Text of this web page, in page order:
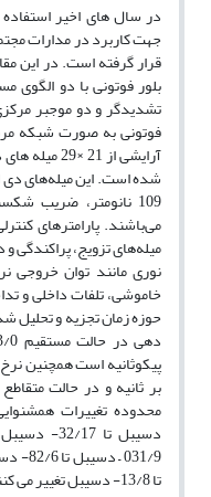
در سال های اخیر
جهت کاربرد در مدارات
قرار گرفته است. در این
بلور فوتونی با دو الگوی
تشدیدگر و دو موجبر
شده است. این میله‌های دی
می‌باشند. پارامترهای
میله‌های تزویج، پراکندگی
نوری مانند توان خروجی
خاموشی، تلفات داخلی و
حوزه زمان تجزیه و تحلیل
دسیبل تا
تا 13/8- دسیبل تغییر می کنند.